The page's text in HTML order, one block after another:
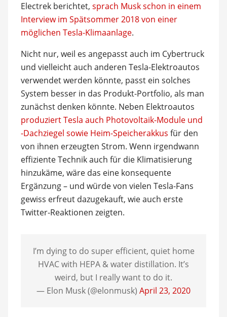
Electrek berichtet, sprach Musk schon in einem
Interview im Spätsommer 2018 von einer
möglichen Tesla-Klimaanlage.
Nicht nur, weil es angepasst auch im Cybertruck
und vielleicht auch anderen Tesla-Elektroautos
verwendet werden könnte, passt ein solches
System besser in das Produkt-Portfolio, als man
zunächst denken könnte. Neben Elektroautos
produziert Tesla auch Photovoltaik-Module und
-Dachziegel sowie Heim-Speicherakkus für den
von ihnen erzeugten Strom. Wenn irgendwann
effiziente Technik auch für die Klimatisierung
hinzukäme, wäre das eine konsequente
Ergänzung – und würde von vielen Tesla-Fans
gewiss erfreut dazugekauft, wie auch erste
Twitter-Reaktionen zeigten.
I’m dying to do super efficient, quiet home
HVAC with HEPA & water distillation. It’s
weird, but I really want to do it.
— Elon Musk (@elonmusk) April 23, 2020